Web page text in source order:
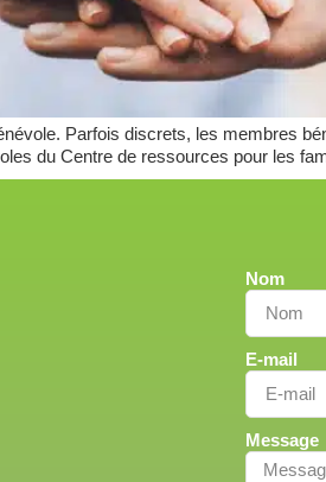
Parfois discrets, les membres
du Centre de ressources pour les
Nom
E-mail
Message